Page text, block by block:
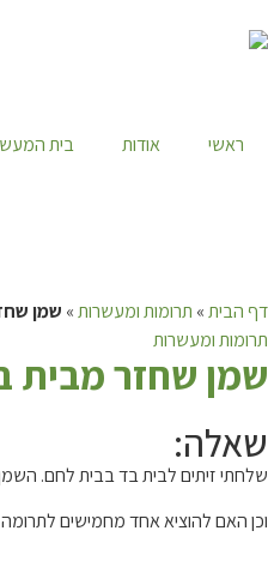
ראשי אודות בית
דף הבית» תרומות ומעשרות» שמן
תרומות ומעשרות
שמן שחזר מבית
שאלה:
שלחתי זיתים לבית בד בבית לחם.
וכן האם להוציא אחד מחמישים